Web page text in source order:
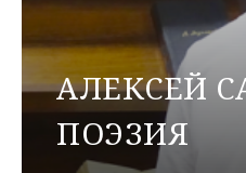
АЛЕКСЕЙ
ПОЭЗИЯ